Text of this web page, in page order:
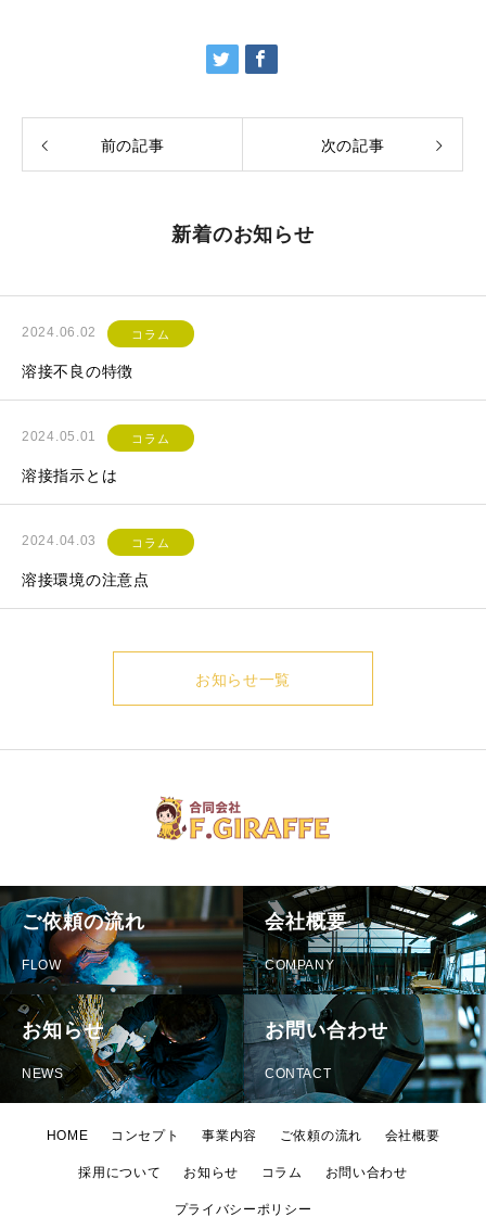
前の記事 次の記事
新着のお知らせ
2024.06.02 コラム
溶接不良の特徴
2024.05.01 コラム
溶接指示とは
2024.04.03 コラム
溶接環境の注意点
お知らせ一覧
ご依頼の流れ
FLOW
会社概要
COMPANY
お知らせ
NEWS
お問い合わせ
CONTACT
HOME コンセプト 事業内容 ご依頼の流れ 会社概要
採用について お知らせ コラム お問い合わせ
プライバシーポリシー